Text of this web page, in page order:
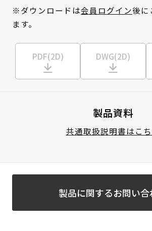
※ダウンロードは会員ログイン後に
ます。
PDF(2D) DWG(2D)
製品資料
共通取扱説明書はこ
製品に関するお問い合